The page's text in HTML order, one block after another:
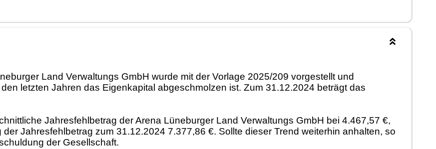
Land Verwaltungs GmbH wurde mit der Vorlage 2025/209 vorgestellt und
letzten Jahren das Eigenkapital abgeschmolzen ist. Zum 31.12.2024 beträgt das
Jahresfehlbetrag der Arena Lüneburger Land Verwaltungs GmbH bei 4.467,57 €,
Jahresfehlbetrag zum 31.12.2024 7.377,86 €. Sollte dieser Trend weiterhin anhalten, so
der Gesellschaft.